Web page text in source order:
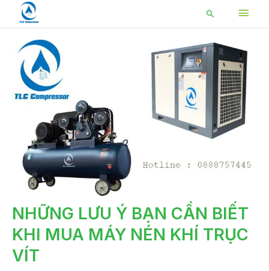
Tìm
kiếm
NHỮNG LƯU Ý BẠN CẦN BIẾT
KHI MUA MÁY NÉN KHÍ TRỤC
VÍT
NHỮNG
LƯU
Ý
BẠN
CẦN
KHI